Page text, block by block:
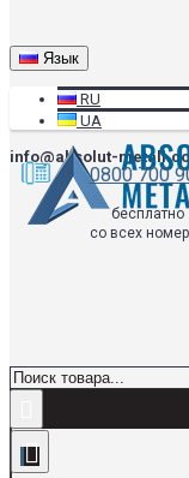
Язык
RU
UA
info@absolut-
0800 700
бесплатно
со всех